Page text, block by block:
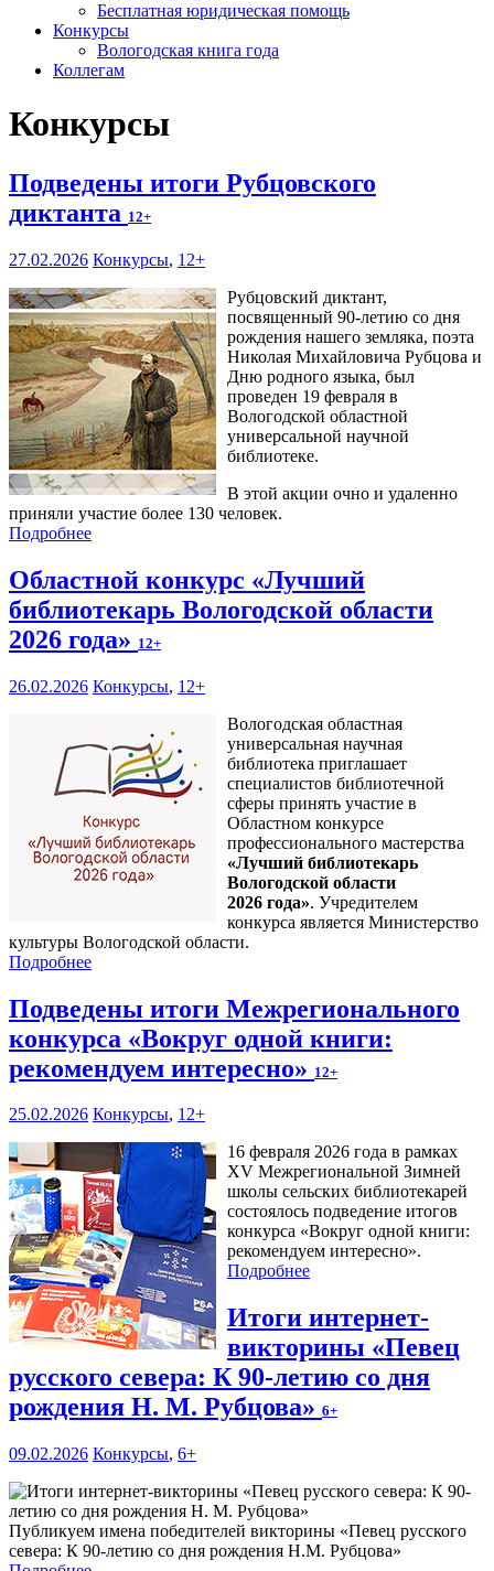
Бесплатная юридическая помощь
Конкурсы
Вологодская книга года
Коллегам
Конкурсы
Подведены итоги Рубцовского
диктанта 12+
27.02.2026 Конкурсы, 12+
Рубцовский диктант,
посвященный 90-летию со дня
рождения нашего земляка, поэта
Николая Михайловича Рубцова и
Дню родного языка, был
проведен 19 февраля в
Вологодской областной
универсальной научной
библиотеке.
В этой акции очно и удаленно
приняли участие более 130 человек.
Подробнее
Областной конкурс «Лучший
библиотекарь Вологодской области
2026 года» 12+
26.02.2026 Конкурсы, 12+
Вологодская областная
универсальная научная
библиотека приглашает
специалистов библиотечной
сферы принять участие в
Областном конкурсе
профессионального мастерства
«Лучший библиотекарь
Вологодской области
2026 года». Учредителем
конкурса является Министерство
культуры Вологодской области.
Подробнее
Подведены итоги Межрегионального
конкурса «Вокруг одной книги:
рекомендуем интересно» 12+
25.02.2026 Конкурсы, 12+
16 февраля 2026 года в рамках
XV Межрегиональной Зимней
школы сельских библиотекарей
состоялось подведение итогов
конкурса «Вокруг одной книги:
рекомендуем интересно».
Подробнее
Итоги интернет-
викторины «Певец
русского севера: К 90-летию со дня
рождения Н. М. Рубцова» 6+
09.02.2026 Конкурсы, 6+
Публикуем имена победителей викторины «Певец русского
севера: К 90-летию со дня рождения Н.М. Рубцова»